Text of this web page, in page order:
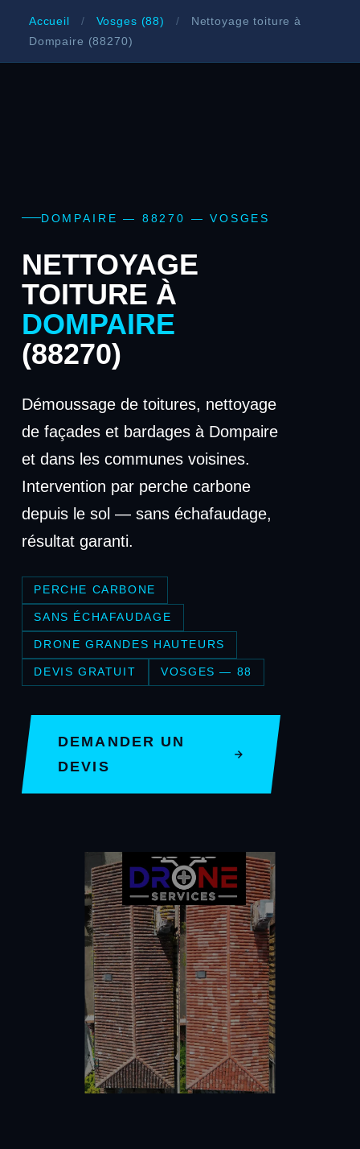
Accueil / Vosges (88) /
Nettoyage toiture à
Dompaire (88270)
DOMPAIRE — 88270 — VOSGES
NETTOYAGE
TOITURE À
DOMPAIRE
(88270)
Démoussage de toitures, nettoyage
de façades et bardages à Dompaire
et dans les communes voisines.
Intervention par perche carbone
depuis le sol — sans échafaudage,
résultat garanti.
PERCHE CARBONE
SANS ÉCHAFAUDAGE
DRONE GRANDES HAUTEURS
DEVIS GRATUIT VOSGES — 88
DEMANDER UN
DEVIS